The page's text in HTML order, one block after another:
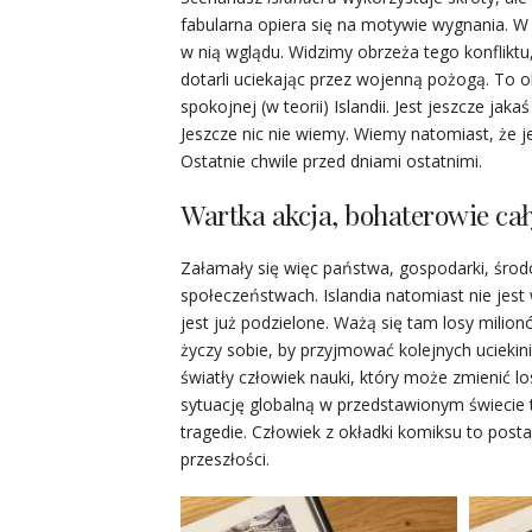
fabularna opiera się na motywie wygnania.
w nią wglądu. Widzimy obrzeża tego
dotarli uciekając przez wojenną pożogą. To
spokojnej (w teorii) Islandii. Jest jeszcze
Jeszcze nic nie wiemy. Wiemy natomiast, że
Ostatnie chwile przed dniami ostatnimi.
Wartka akcja, bohaterowie
Załamały się więc państwa, gospodarki,
społeczeństwach. Islandia natomiast nie
jest już podzielone. Ważą się tam losy
życzy sobie, by przyjmować kolejnych
światły człowiek nauki, który może zmienić
sytuację globalną w przedstawionym
tragedie. Człowiek z okładki komiksu to
przeszłości.